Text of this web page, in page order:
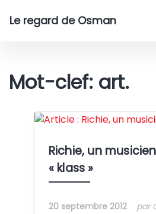
Le regard de Osman
Mot-clef: art.
Richie, un
« klass »
20 septembre 2012 par